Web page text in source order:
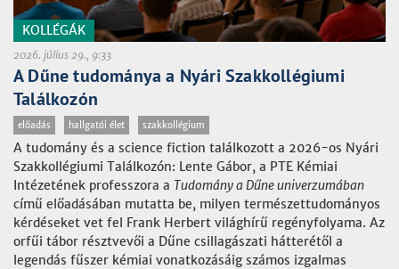
KOLLÉGÁK
2026. július 29., 9:33
A Dűne tudománya a Nyári Szakkollégiumi
Találkozón
előadás hallgatói élet szakkollégium
A tudomány és a science fiction találkozott a 2026-os Nyári
Szakkollégiumi Találkozón: Lente Gábor, a PTE Kémiai
Intézetének professzora a Tudomány a Dűne univerzumában
című előadásában mutatta be, milyen természettudományos
kérdéseket vet fel Frank Herbert világhírű regényfolyama. Az
orfűi tábor résztvevői a Dűne csillagászati hátterétől a
legendás fűszer kémiai vonatkozásáig számos izgalmas